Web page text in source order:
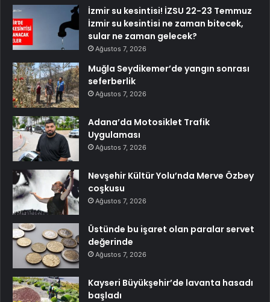
İzmir su kesintisi! İZSU 22-23 Temmuz
İzmir su kesintisi ne zaman bitecek,
sular ne zaman gelecek?
Ağustos 7, 2026
Muğla Seydikemer’de yangın sonrası
seferberlik
Ağustos 7, 2026
Adana’da Motosiklet Trafik
Uygulaması
Ağustos 7, 2026
Nevşehir Kültür Yolu’nda Merve Özbey
coşkusu
Ağustos 7, 2026
Üstünde bu işaret olan paralar servet
değerinde
Ağustos 7, 2026
Kayseri Büyükşehir’de lavanta hasadı
başladı